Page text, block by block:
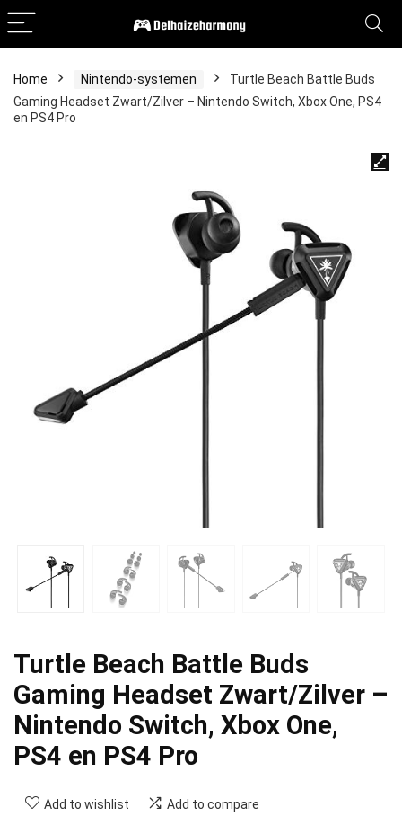
Home Nintendo-systemen
Turtle Beach Battle Buds
Gaming Headset Zwart/Zilver – Nintendo Switch, Xbox One, PS4
en PS4 Pro
Turtle Beach Battle Buds
Gaming Headset Zwart/Zilver –
Nintendo Switch, Xbox One,
PS4 en PS4 Pro
Add to wishlist Add to compare